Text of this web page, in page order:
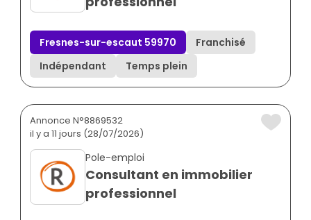
Fresnes-sur-escaut 59970
Franchisé
Indépendant
Temps plein
Annonce N°8869532
il y a 11 jours (28/07/2026)
Pole-emploi
Consultant en immobilier
professionnel